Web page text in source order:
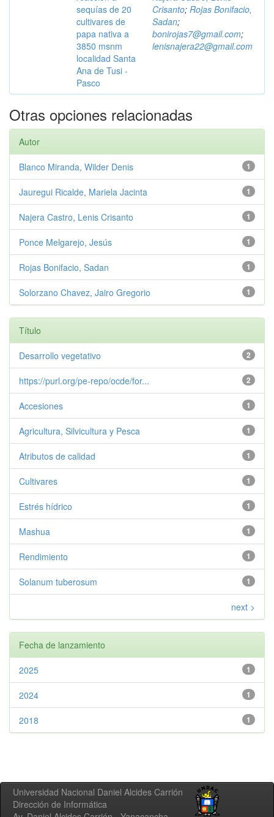
sequías de 20
cultivares de
papa nativa a
3850 msnm
localidad Santa
Ana de Tusi -
Pasco
Crisanto; Rojas Bonifacio,
Sadan;
bonirojas7@gmail.com;
lenisnajera22@gmail.com
Otras opciones relacionadas
Autor
1
Blanco Miranda, Wilder Denis
1
Jauregui Ricalde, Mariela Jacinta
1
Najera Castro, Lenis Crisanto
1
Ponce Melgarejo, Jesús
1
Rojas Bonifacio, Sadan
1
Solorzano Chavez, Jairo Gregorio
Título
2
Desarrollo vegetativo
2
https://purl.org/pe-repo/ocde/for...
1
Accesiones
1
Agricultura, Silvicultura y Pesca
1
Atributos de calidad
1
Cultivares
1
Estrés hídrico
1
Mashua
1
Rendimiento
1
Solanum tuberosum
next >
Fecha de lanzamiento
1
2025
1
2024
1
2018
Universidad Nacional Daniel Alcides Carrión
Dirección de Informática